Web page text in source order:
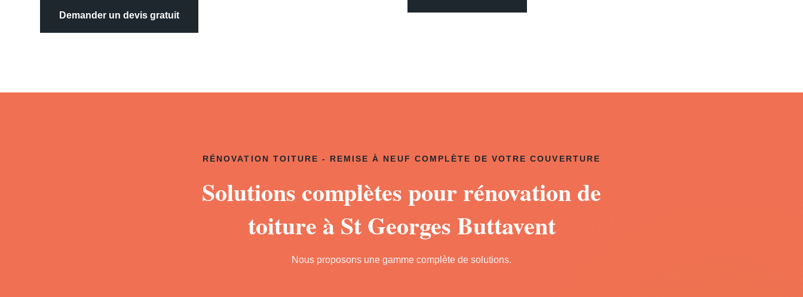
Demander un devis gratuit
RÉNOVATION TOITURE - REMISE À NEUF COMPLÈTE DE VOTRE COUVERTURE
Solutions complètes pour rénovation de
toiture à St Georges Buttavent
Nous proposons une gamme complète de solutions.